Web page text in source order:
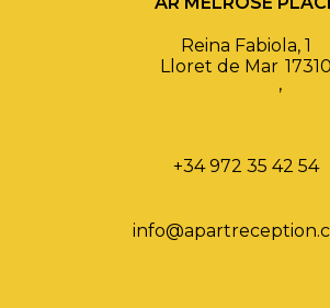
Reina Fabiola, 1
Lloret de Mar
,
17310
+34 972 35 42 54